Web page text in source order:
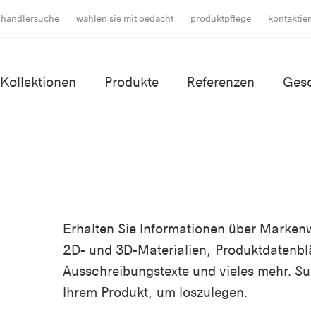
händlersuche wählen sie mit bedacht produktpflege
Kollektionen Produkte Referenzen
Erhalten Sie Informationen über
2D- und 3D-Materialien,
Ausschreibungstexte und vieles mehr.
Ihrem Produkt, um loszulegen.